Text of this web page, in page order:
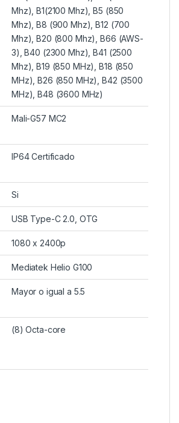
Mhz), B1(2100 Mhz), B5 (850
Mhz), B8 (900 Mhz), B12 (700
Mhz), B20 (800 Mhz), B66 (AWS-
3), B40 (2300 Mhz), B41 (2500
Mhz), B19 (850 MHz), B18 (850
MHz), B26 (850 MHz), B42 (3500
MHz), B48 (3600 MHz)
Mali-G57 MC2
IP64 Certificado
Si
USB Type-C 2.0, OTG
1080 x 2400p
Mediatek Helio G100
Mayor o igual a 5.5
(8) Octa-core